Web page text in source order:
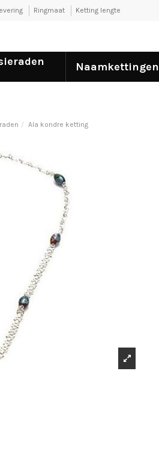
Ringmaat Ketting lengte
Naamkettingen
Ala kondre ketting